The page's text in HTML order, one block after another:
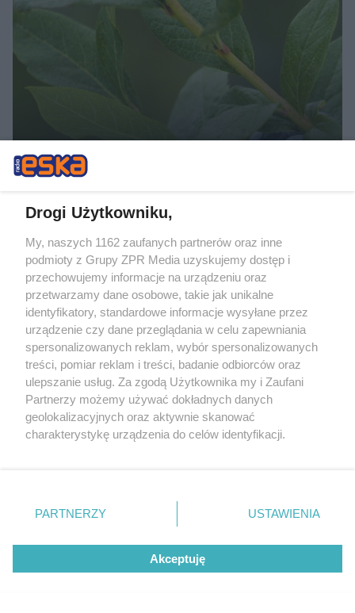
PIELĘGNACJA BORÓWKI
Zrób to po zebraniu borówek, a za
rok zbiory będą obfite
ZAKUPY
Jesień w Pepco! Stylowe kubki i
Drogi Użytkowniku,
My, naszych 1162 zaufanych partnerów oraz inne
podmioty z Grupy ZPR Media uzyskujemy dostęp i
przechowujemy informacje na urządzeniu oraz
przetwarzamy dane osobowe, takie jak unikalne
identyfikatory, standardowe informacje wysyłane przez
urządzenie czy dane przeglądania w celu zapewniania
spersonalizowanych reklam, wybór spersonalizowanych
treści, pomiar reklam i treści, badanie odbiorców oraz
ulepszanie usług. Za zgodą Użytkownika my i Zaufani
Partnerzy możemy używać dokładnych danych
geolokalizacyjnych oraz aktywnie skanować
charakterystykę urządzenia do celów identyfikacji.
zmienić/wycofać klikając przycisk ustawień prywatności
znajdujący się w lewym dolnym rogu strony
rodzaje przetwarzania danych nie wymagają zgody
użytkownika, ale masz prawo sprzeciwić się takiemu
przetwarzaniu. Preferencje będą miały zastosowanie tylko
PARTNERZY USTAWIENIA
Akceptuję